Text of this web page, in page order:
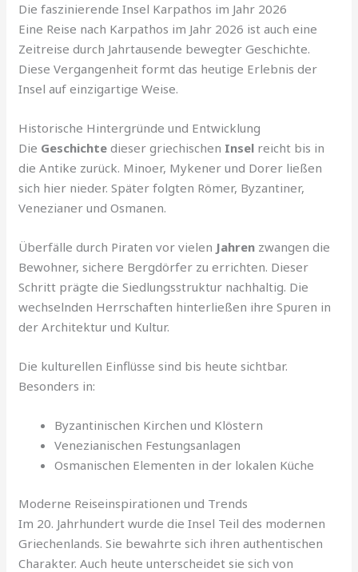
Die faszinierende Insel Karpathos im Jahr 2026
Eine Reise nach Karpathos im Jahr 2026 ist auch eine
Zeitreise durch Jahrtausende bewegter Geschichte.
Diese Vergangenheit formt das heutige Erlebnis der
Insel auf einzigartige Weise.
Historische Hintergründe und Entwicklung
Die Geschichte dieser griechischen Insel reicht bis in
die Antike zurück. Minoer, Mykener und Dorer ließen
sich hier nieder. Später folgten Römer, Byzantiner,
Venezianer und Osmanen.
Überfälle durch Piraten vor vielen Jahren zwangen die
Bewohner, sichere Bergdörfer zu errichten. Dieser
Schritt prägte die Siedlungsstruktur nachhaltig. Die
wechselnden Herrschaften hinterließen ihre Spuren in
der Architektur und Kultur.
Die kulturellen Einflüsse sind bis heute sichtbar.
Besonders in:
Byzantinischen Kirchen und Klöstern
Venezianischen Festungsanlagen
Osmanischen Elementen in der lokalen Küche
Moderne Reiseinspirationen und Trends
Im 20. Jahrhundert wurde die Insel Teil des modernen
Griechenlands. Sie bewahrte sich ihren authentischen
Charakter. Auch heute unterscheidet sie sich von